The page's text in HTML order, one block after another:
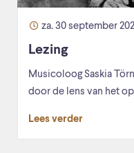
za. 30 september
Lezing
Musicoloog Saskia
door de lens van het
Lees verder